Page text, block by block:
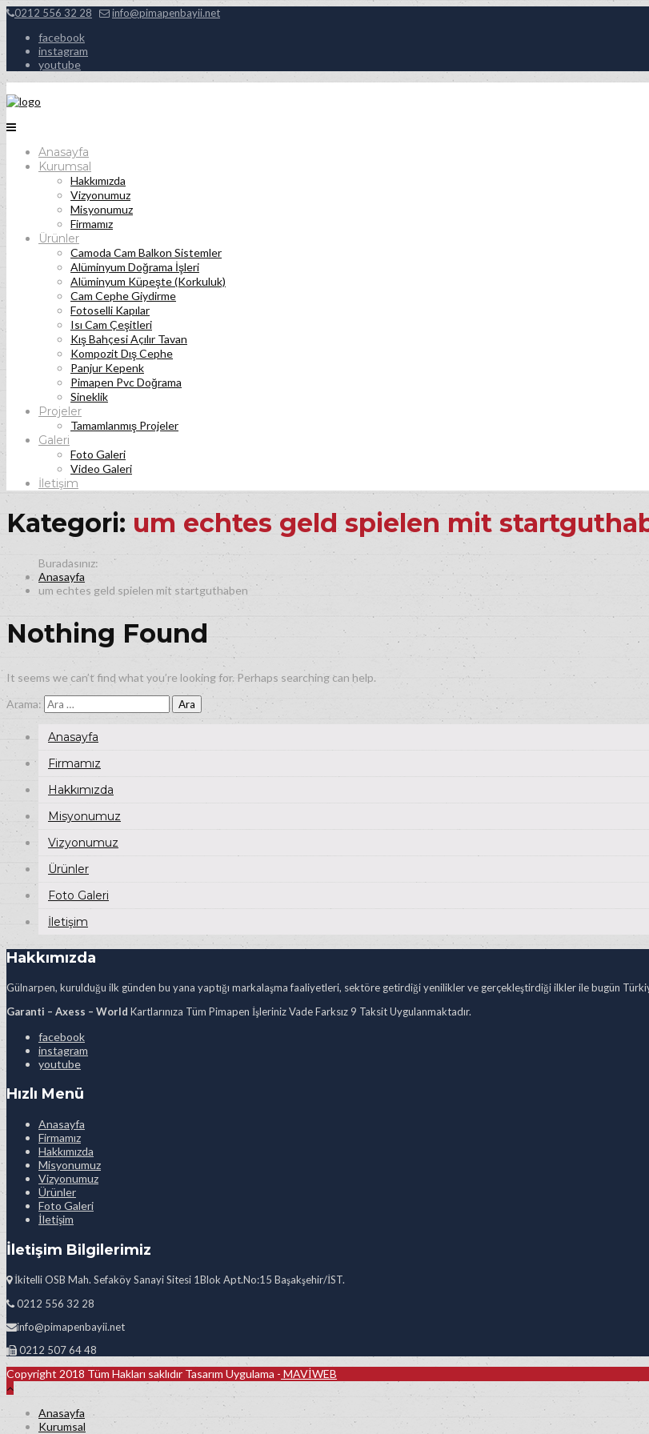
0212 556 32 28 info@pimapenbayii.net
facebook
instagram
youtube
Anasayfa
Kurumsal
Hakkımızda
Vizyonumuz
Misyonumuz
Firmamız
Ürünler
Camoda Cam Balkon Sistemler
Alüminyum Doğrama İşleri
Alüminyum Küpeşte (Korkuluk)
Cam Cephe Giydirme
Fotoselli Kapılar
Isı Cam Çeşitleri
Kış Bahçesi Açılır Tavan
Kompozit Dış Cephe
Panjur Kepenk
Pimapen Pvc Doğrama
Sineklik
Projeler
Tamamlanmış Projeler
Galeri
Foto Galeri
Video Galeri
İletişim
Kategori: um echtes geld spielen mit
Anasayfa
um echtes geld spielen mit startguthaben
Nothing Found
It seems we can’t find what you’re looking for. Perhaps searching can help.
Arama:
Anasayfa
Firmamız
Hakkımızda
Misyonumuz
Vizyonumuz
Ürünler
Foto Galeri
İletişim
Hakkımızda
Gülnarpen, kurulduğu ilk günden bu yana yaptığı markalaşma faaliyetleri, sektöre getirdiği yenilikler ve gerçekleştirdiği ilkler ile bugün
Garanti – Axess – World Kartlarınıza Tüm Pimapen İşleriniz Vade Farksız 9 Taksit Uygulanmaktadır.
facebook
instagram
youtube
Hızlı Menü
Anasayfa
Firmamız
Hakkımızda
Misyonumuz
Vizyonumuz
Ürünler
Foto Galeri
İletişim
İletişim Bilgilerimiz
İkitelli OSB Mah. Sefaköy Sanayi Sitesi 1Blok Apt.No:15 Başakşehir/İST.
0212 556 32 28
info@pimapenbayii.net
0212 507 64 48
Copyright 2018 Tüm Hakları saklıdır Tasarım Uygulama - MAVİWEB
Anasayfa
Kurumsal